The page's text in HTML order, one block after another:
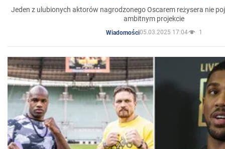
Jeden z ulubionych aktorów nagrodzonego Oscarem reżysera nie
ambitnym projekcie
Wiadomości05.03.2025 17:04 1